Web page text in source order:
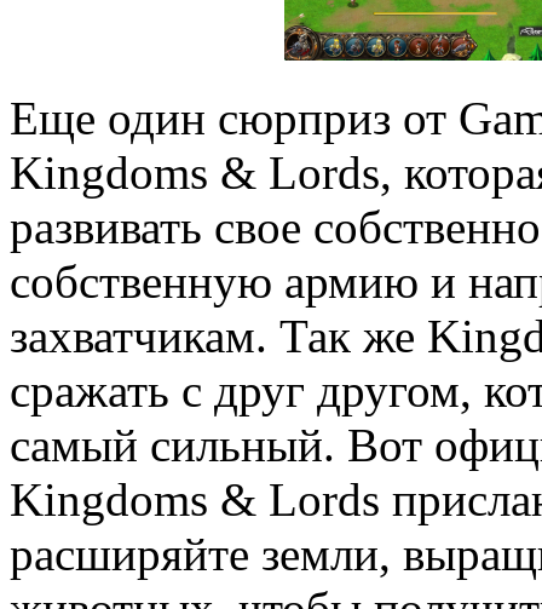
Еще один сюрприз от
Kingdoms & Lords,
развивать свое
собственную армию и
захватчикам. Так же
сражать с друг другом,
самый сильный. Вот
Kingdoms & Lords
расширяйте земли,